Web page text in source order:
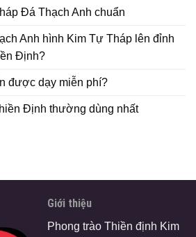
Đá Thạch Anh chuẩn
Anh hình Kim Tự Tháp lên đỉnh
Định?
được dạy miễn phí?
Định thường dùng nhất
Giới thiệu
Phong trào Thiền định Kim